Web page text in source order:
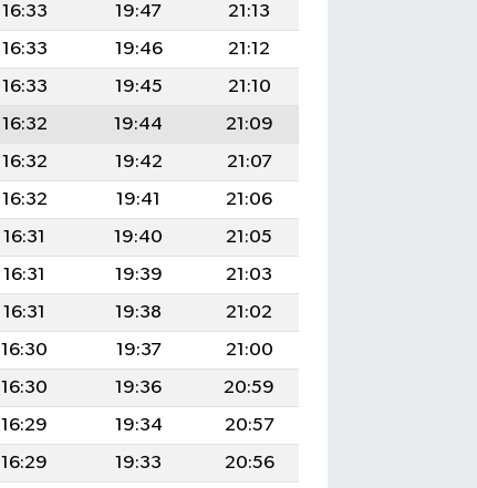
16:33 19:47
21:13
16:33 19:46
21:12
16:33 19:45
21:10
16:32 19:44
21:09
16:32 19:42
21:07
16:32 19:41
21:06
16:31 19:40
21:05
16:31 19:39
21:03
16:31 19:38
21:02
16:30 19:37
21:00
16:30 19:36
20:59
16:29 19:34
20:57
16:29 19:33
20:56